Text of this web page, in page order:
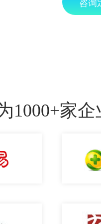
咨询
1000+家